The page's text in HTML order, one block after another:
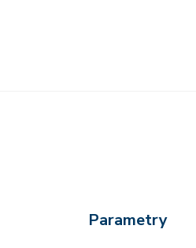
Parametry